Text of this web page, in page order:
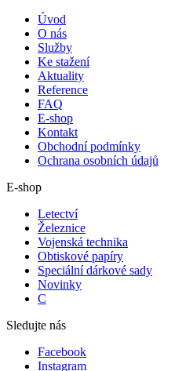
Úvod
O nás
Služby
Ke stažení
Aktuality
Reference
FAQ
E-shop
Kontakt
Obchodní podmínky
Ochrana osobních údajů
E-shop
Letectví
Železnice
Vojenská technika
Obtiskové papíry
Speciální dárkové sady
Novinky
C
Sledujte nás
Facebook
Instagram